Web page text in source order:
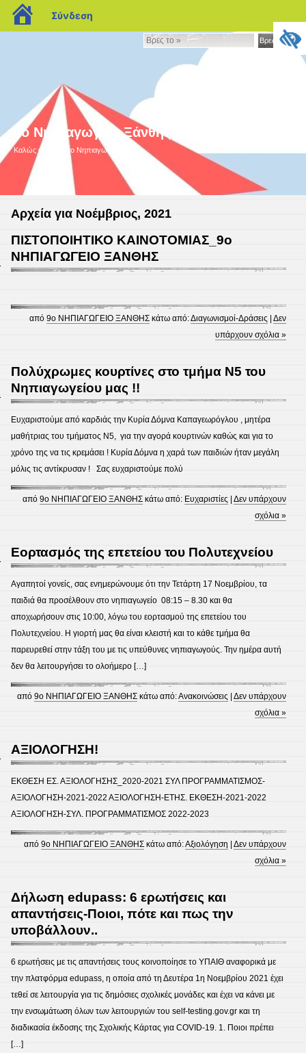
Βρες
Βρες το »
9ο Νηπιαγωγείο Ξάνθης
Καλώς ήρθατε στο Nηπιαγωγείο μας!
Αρχεία για Νοέμβριος, 2021
ΠΙΣΤΟΠΟΙΗΤΙΚΟ ΚΑΙΝΟΤΟΜΙΑΣ_9ο
ΝΗΠΙΑΓΩΓΕΙΟ ΞΑΝΘΗΣ
από9ο ΝΗΠΙΑΓΩΓΕΙΟ ΞΑΝΘΗΣ κάτω από:Διαγωνισμοί-Δράσεις |Δεν
υπάρχουν σχόλια »
Πολύχρωμες κουρτίνες στο τμήμα Ν5 του
Νηπιαγωγείου μας !!
Ευχαριστούμε από καρδιάς την Κυρία Δόμνα Καπαγεωρόγλου , μητέρα
μαθήτριας του τμήματος Ν5, για την αγορά κουρτινών καθώς και για το
χρόνο της να τις κρεμάσει ! Κυρία Δόμνα η χαρά των παιδιών ήταν μεγάλη
μόλις τις αντίκρυσαν ! Σας ευχαριστούμε πολύ
από9ο ΝΗΠΙΑΓΩΓΕΙΟ ΞΑΝΘΗΣ κάτω από: Ευχαριστίες |Δεν υπάρχουν
σχόλια »
Εορτασμός της επετείου του Πολυτεχνείου
Αγαπητοί γονείς, σας ενημερώνουμε ότι την Τετάρτη 17 Νοεμβρίου, τα
παιδιά θα προσέλθουν στο νηπιαγωγείο 08:15 – 8.30 και θα
αποχωρήσουν στις 10:00, λόγω του εορτασμού της επετείου του
Πολυτεχνείου. Η γιορτή μας θα είναι κλειστή και το κάθε τμήμα θα
παρευρεθεί στην τάξη του με τις υπεύθυνες νηπιαγωγούς. Την ημέρα αυτή
δεν θα λειτουργήσει το ολοήμερο […]
από9ο ΝΗΠΙΑΓΩΓΕΙΟ ΞΑΝΘΗΣ κάτω από:Ανακοινώσεις |Δεν υπάρχουν
σχόλια »
ΑΞΙΟΛΟΓΗΣΗ!
ΕΚΘΕΣΗ ΕΣ. ΑΞΙΟΛΟΓΗΣΗΣ_2020-2021 ΣΥΛ ΠΡΟΓΡΑΜΜΑΤΙΣΜΟΣ-
ΑΞΙΟΛΟΓΗΣΗ-2021-2022 ΑΞΙΟΛΟΓΗΣΗ-ΕΤΗΣ. ΕΚΘΕΣΗ-2021-2022
ΑΞΙΟΛΟΓΗΣΗ-ΣΥΛ. ΠΡΟΓΡΑΜΜΑΤΙΣΜΟΣ 2022-2023
από9ο ΝΗΠΙΑΓΩΓΕΙΟ ΞΑΝΘΗΣ κάτω από:Αξιολόγηση |Δεν υπάρχουν
σχόλια »
Δήλωση edupass: 6 ερωτήσεις και
απαντήσεις-Ποιοι, πότε και πως την
υποβάλλουν..
6 ερωτήσεις με τις απαντήσεις τους κοινοποίησε το ΥΠΑΙΘ αναφορικά με
την πλατφόρμα edupass, η οποία από τη Δευτέρα 1η Νοεμβρίου 2021 έχει
τεθεί σε λειτουργία για τις δημόσιες σχολικές μονάδες και έχει να κάνει με
την ενσωμάτωση όλων των λειτουργιών του self-testing.gov.gr και τη
διαδικασία έκδοσης της Σχολικής Κάρτας για COVID-19. 1. Ποιοι πρέπει
[…]
blogs.sch.gr
Σύνδεση